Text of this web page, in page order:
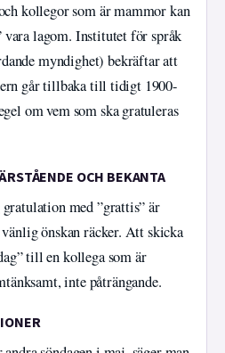
kollegor som är mammor kan
vara lagom. Institutet för språk
myndighet) bekräftar att
går tillbaka till tidigt 1900-
om vem som ska gratuleras
OCH BEKANTA
med ”grattis” är
önskan räcker. Att skicka
till en kollega som är
inte påträngande.